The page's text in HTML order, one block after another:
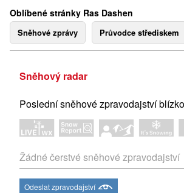
Oblíbené stránky Ras Dashen
Sněhové zprávy Průvodce střediskem
Sněhový radar
Poslední sněhové zpravodajství
Žádné čerstvé sněhové zpravodajství
Odeslat zpravodajství